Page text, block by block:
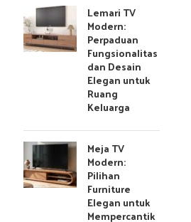
Lemari TV
Modern:
Perpaduan
Fungsionalitas
dan Desain
Elegan untuk
Ruang
Keluarga
Meja TV
Modern:
Pilihan
Furniture
Elegan untuk
Mempercantik